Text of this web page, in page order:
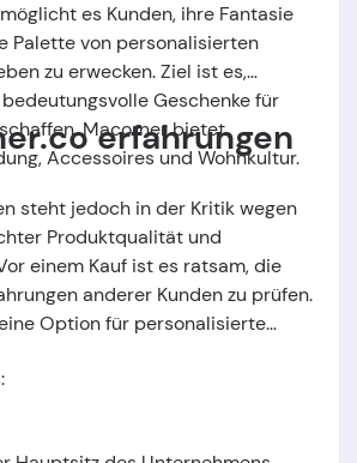
es Kunden, ihre Fantasie
Palette von personalisierten
zu erwecken. Ziel ist es,
Geschenke für
Macorner bietet
Accessoires und Wohnkultur.
erfahrungen
steht jedoch in der Kritik wegen
Produktqualität und
einem Kauf ist es ratsam, die
anderer Kunden zu prüfen.
Option für personalisierte